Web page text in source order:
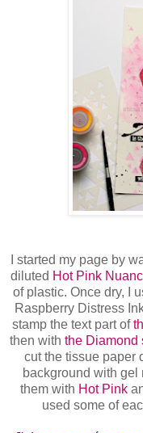
I started my page by
diluted Hot Pink
of plastic. Once dry, I
Raspberry Distress
stamp the text part of
then with the Diamond
cut the tissue paper
background with gel
them with Hot Pink
used some of